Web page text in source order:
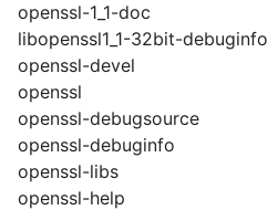
openssl-1_1-doc
libopenssl1_1-32bit-debuginfo
openssl-devel
openssl
openssl-debugsource
openssl-debuginfo
openssl-libs
openssl-help